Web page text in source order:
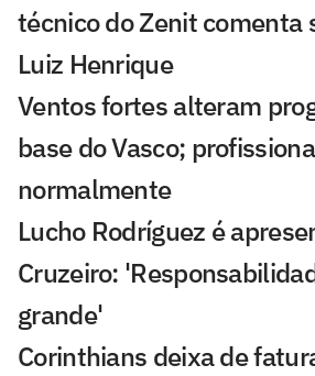
técnico do Zenit comenta
Luiz Henrique
Ventos fortes alteram
base do Vasco;
normalmente
Lucho Rodríguez é
Cruzeiro:
grande'
Corinthians deixa de